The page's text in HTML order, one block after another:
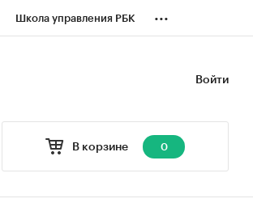
Школа управления РБК ...
Войти
В корзине 0